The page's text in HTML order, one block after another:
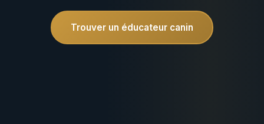
Trouver un éducateur canin